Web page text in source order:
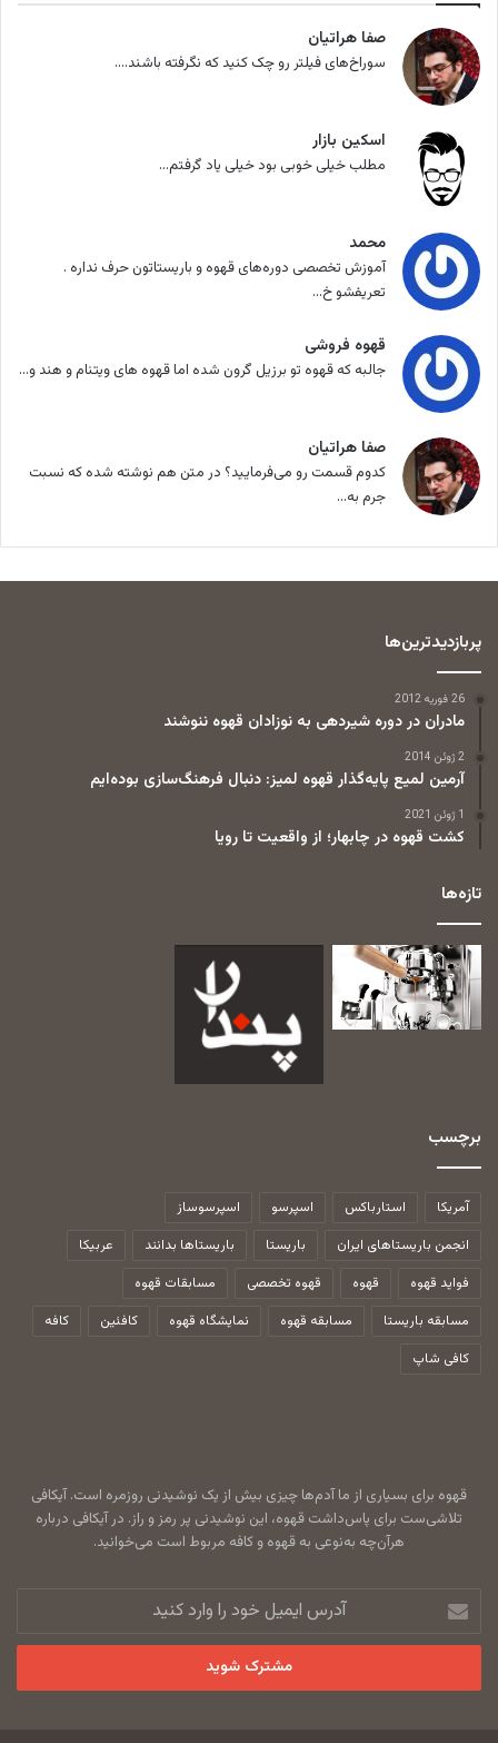
صفا هراتیان
سوراخ‌های فیلتر رو چک کنید که نگرفته باشند....
اسکین بازار
مطلب خیلی خوبی بود خیلی یاد گرفتم...
محمد
آموزش تخصصی دوره‌های قهوه و باریستاتون حرف نداره .
تعریفشو خ...
قهوه فروشی
جالبه که قهوه تو برزیل گرون شده اما قهوه های ویتنام و هند و...
صفا هراتیان
کدوم قسمت رو می‌فرمایید؟ در متن هم نوشته شده که نسبت
جرم به...
پربازدیدترین‌ها
26 فوریه 2012
مادران در دوره شیردهی به نوزادان قهوه ننوشند
2 ژوئن 2014
آرمین لمیع پایه‌گذار قهوه لمیز: دنبال فرهنگ‌سازی بوده‌ایم
1 ژوئن 2021
کشت قهوه در چابهار؛ از واقعیت تا رویا
تازه‌ها
برچسب
آمریکا استارباکس اسپرسو
اسپرسوساز
انجمن باریستاهای ایران
باریستا باریستاها بدانند
عربیکا
فواید قهوه
قهوه قهوه تخصصی
مسابقات قهوه
مسابقه باریستا
مسابقه قهوه نمایشگاه قهوه کافئین
کافه
کافی شاپ
قهوه برای بسیاری از ما آدم‌ها چیزی بیش از یک نوشیدنی روزمره است. آیکافی
تلاشی‌ست برای پاس‌داشت قهوه، این نوشیدنی پر رمز و راز. در آیکافی درباره
هرآن‌چه به‌نوعی به قهوه و کافه مربوط است می‌خوانید.
آدرس
ایمیل
خود
وارد